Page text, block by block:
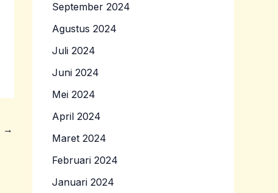
→
September 2024
Agustus 2024
Juli 2024
Juni 2024
Mei 2024
April 2024
Maret 2024
Februari 2024
Januari 2024